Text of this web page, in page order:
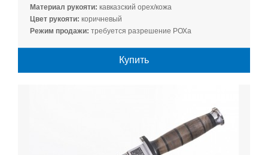
Материал рукояти: кавказский орех/кожа
Цвет рукояти: коричневый
Режим продажи: требуется разрешение РОХа
Купить